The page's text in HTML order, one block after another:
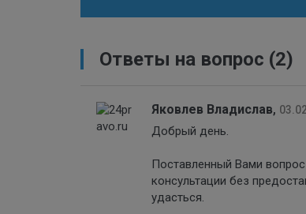
Ответы на вопрос (2)
Яковлев Владислав,
Добрый день.
Поставленный Вами
консультации без
удасться.